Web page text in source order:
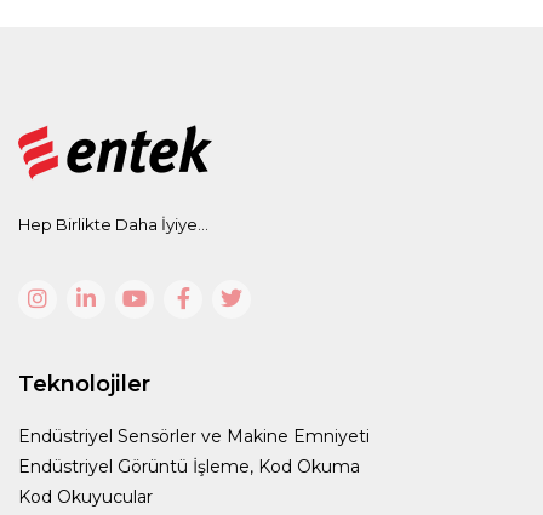
Hep Birlikte Daha İyiye...
Teknolojiler
Endüstriyel Sensörler ve Makine Emniyeti
Endüstriyel Görüntü İşleme, Kod Okuma
Kod Okuyucular